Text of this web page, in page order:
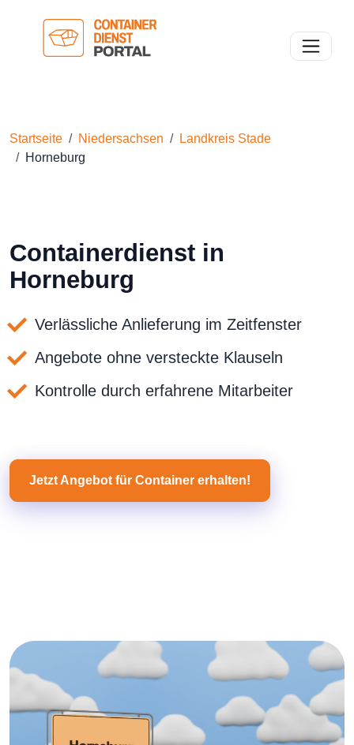
Toggle
Startseite Niedersachsen
Landkreis Stade
Horneburg
Containerdienst in
Horneburg
Verlässliche Anlieferung im Zeitfenster
Angebote ohne versteckte Klauseln
Kontrolle durch erfahrene Mitarbeiter
Jetzt Angebot für Container erhalten!